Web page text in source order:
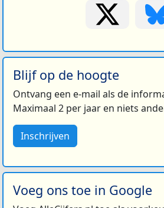
Blijf op de hoogte
Ontvang een e-mail als de
Maximaal 2 per jaar en niets
Inschrijven
Voeg ons toe in Google